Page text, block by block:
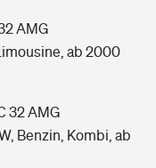
AMG
ab 2000
32 AMG
Benzin, Kombi, ab